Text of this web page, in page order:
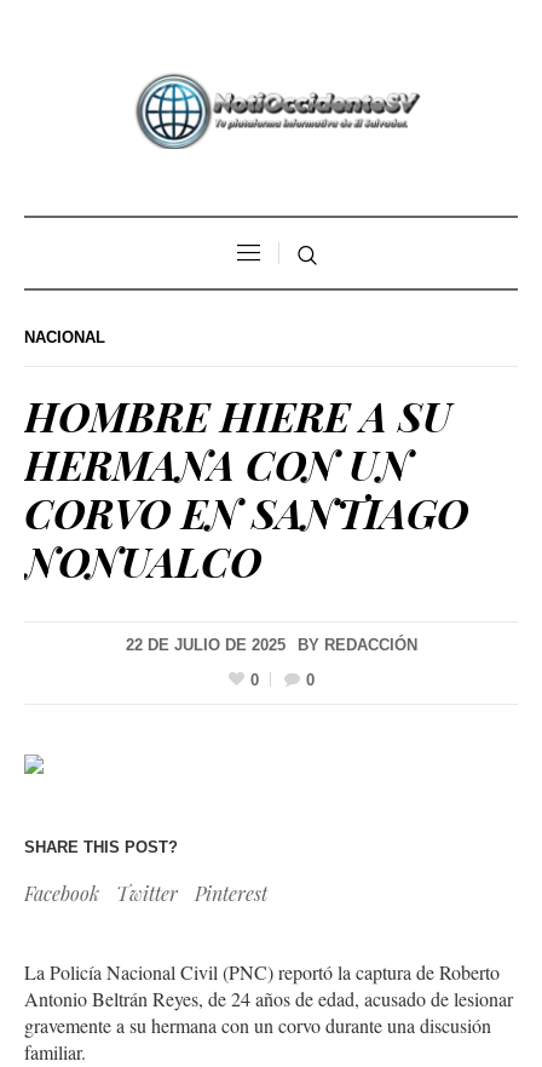
NACIONAL
HOMBRE HIERE A SU
HERMANA CON UN
CORVO EN SANTIAGO
NONUALCO
22 DE JULIO DE 2025 BY REDACCIÓN
0
0
SHARE THIS POST?
Facebook Twitter Pinterest
La Policía Nacional Civil (PNC) reportó la captura de Roberto
Antonio Beltrán Reyes, de 24 años de edad, acusado de lesionar
gravemente a su hermana con un corvo durante una discusión
familiar.